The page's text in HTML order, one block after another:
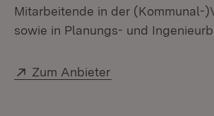
Mitarbeitende in der (Kommunal-
sowie in Planungs- und
Extern:
Zum Anbieter